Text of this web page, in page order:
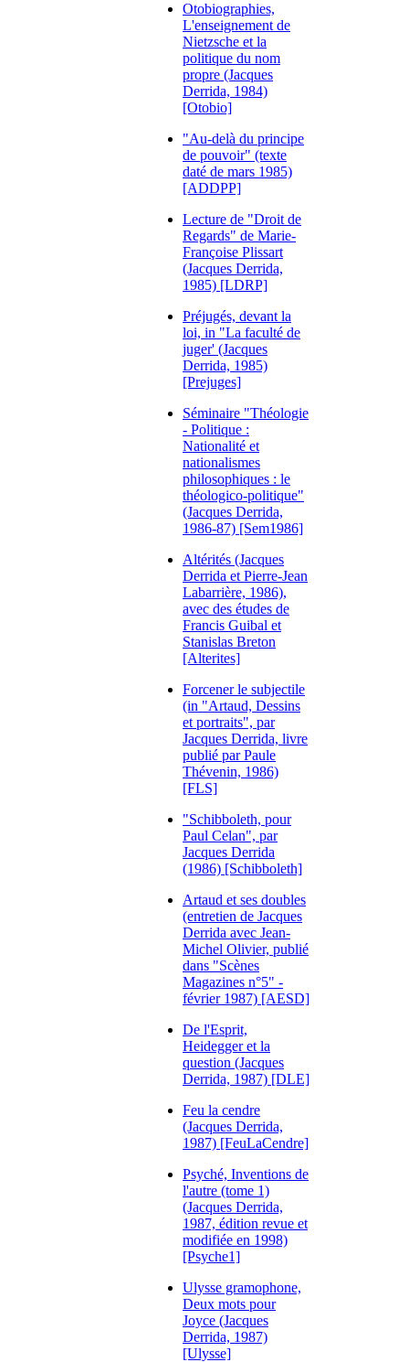
Otobiographies,
L'enseignement de
Nietzsche et la
politique du nom
propre (Jacques
Derrida, 1984)
[Otobio]
"Au-delà du principe
de pouvoir" (texte
daté de mars 1985)
[ADDPP]
Lecture de "Droit de
Regards" de Marie-
Françoise Plissart
(Jacques Derrida,
1985) [LDRP]
Préjugés, devant la
loi, in "La faculté de
juger' (Jacques
Derrida, 1985)
[Prejuges]
Séminaire "Théologie
- Politique :
Nationalité et
nationalismes
philosophiques : le
théologico-politique"
(Jacques Derrida,
1986-87) [Sem1986]
Altérités (Jacques
Derrida et Pierre-Jean
Labarrière, 1986),
avec des études de
Francis Guibal et
Stanislas Breton
[Alterites]
Forcener le subjectile
(in "Artaud, Dessins
et portraits", par
Jacques Derrida, livre
publié par Paule
Thévenin, 1986)
[FLS]
"Schibboleth, pour
Paul Celan", par
Jacques Derrida
(1986) [Schibboleth]
Artaud et ses doubles
(entretien de Jacques
Derrida avec Jean-
Michel Olivier, publié
dans "Scènes
Magazines n°5" -
février 1987) [AESD]
De l'Esprit,
Heidegger et la
question (Jacques
Derrida, 1987) [DLE]
Feu la cendre
(Jacques Derrida,
1987) [FeuLaCendre]
Psyché, Inventions de
l'autre (tome 1)
(Jacques Derrida,
1987, édition revue et
modifiée en 1998)
[Psyche1]
Ulysse gramophone,
Deux mots pour
Joyce (Jacques
Derrida, 1987)
[Ulysse]